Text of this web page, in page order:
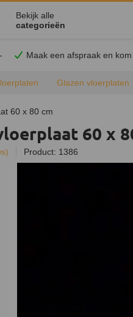
Bekijk alle
categorieën
Maak een afspraak en kom
Glazen vloerplaten
60 x 80 cm
60 x
Product: 1386